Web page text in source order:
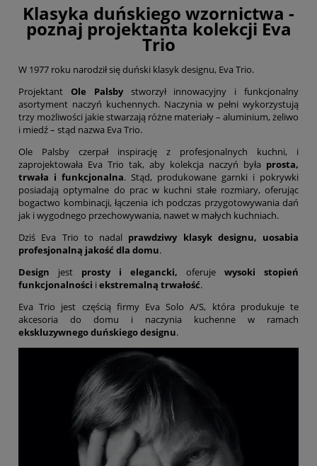
Klasyka duńskiego wzornictwa -
poznaj projektanta kolekcji Eva
Trio
W 1977 roku narodził się duński klasyk designu, Eva Trio.
Projektant Ole Palsbystworzył innowacyjny i funkcjonalny
asortyment naczyń kuchennych. Naczynia w pełni wykorzystują
trzy możliwości jakie stwarzają różne materiały – aluminium, żeliwo
i miedź – stąd nazwa Eva Trio.
Ole Palsby czerpał inspirację z profesjonalnych kuchni, i
zaprojektowała Eva Trio tak, aby kolekcja naczyń była prosta,
trwała i funkcjonalna. Stąd, produkowane garnki i pokrywki
posiadają optymalne do prac w kuchni stałe rozmiary, oferując
bogactwo kombinacji, łączenia ich podczas przygotowywania dań
jak i wygodnego przechowywania, nawet w małych kuchniach.
Dziś Eva Trio to nadal prawdziwy klasyk designu, uosabia
profesjonalną jakość dla domu.
Design jest prosty i elegancki, oferuje wysoki stopień
funkcjonalności i ekstremalną trwałość.
Eva Trio jest częścią firmy Eva Solo A/S, która produkuje te
akcesoria do domu i naczynia kuchenne w ramach
ekskluzywnego duńskiego designu.